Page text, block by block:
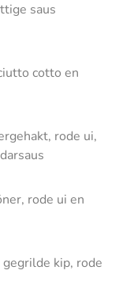
saus
cotto en
rode ui,
rode ui en
kip, rode